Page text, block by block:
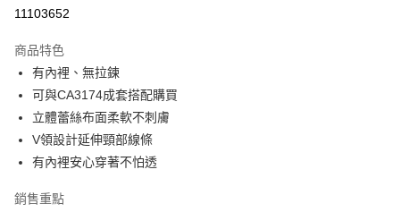
萊爾富取貨付款
付款後萊爾富取貨
每筆NT$60，滿NT$1,000(含以上)免運費
7-11取貨付款
每筆NT$60，滿NT$1,000(含以上)免運費
每筆NT$60，滿NT$1,000(含以上)免運費
11103652
商品特色
有內裡、無拉鍊
可與CA3174成套搭配購買
立體蕾絲布面柔軟不刺膚
V領設計延伸頸部線條
有內裡安心穿著不怕透
銷售重點